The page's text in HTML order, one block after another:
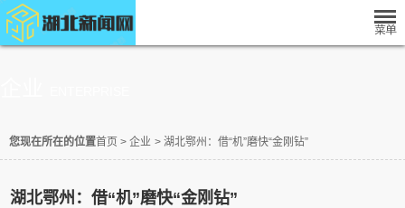
您现在所在的位置首页 > 企业 > 湖北鄂州：借“机”磨快“金刚钻”
湖北鄂州：借“机”磨快“金刚钻”